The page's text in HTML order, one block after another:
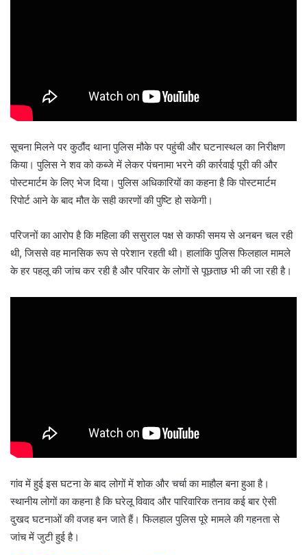
सूचना मिलने पर कुठौंद थाना पुलिस मौके पर पहुंची और घटनास्थल का निरीक्षण
किया। पुलिस ने शव को कब्जे में लेकर पंचनामा भरने की कार्रवाई पूरी की और
पोस्टमार्टम के लिए भेज दिया। पुलिस अधिकारियों का कहना है कि पोस्टमार्टम
रिपोर्ट आने के बाद मौत के सही कारणों की पुष्टि हो सकेगी।
परिजनों का आरोप है कि महिला की ससुराल पक्ष से काफी समय से अनबन चल रही
थी, जिससे वह मानसिक रूप से परेशान रहती थी। हालांकि पुलिस फिलहाल मामले
के हर पहलू की जांच कर रही है और परिवार के लोगों से पूछताछ भी की जा रही है।
गांव में हुई इस घटना के बाद लोगों में शोक और चर्चा का माहौल बना हुआ है।
स्थानीय लोगों का कहना है कि घरेलू विवाद और पारिवारिक तनाव कई बार ऐसी
दुखद घटनाओं की वजह बन जाते हैं। फिलहाल पुलिस पूरे मामले की गहनता से
जांच में जुटी हुई है।